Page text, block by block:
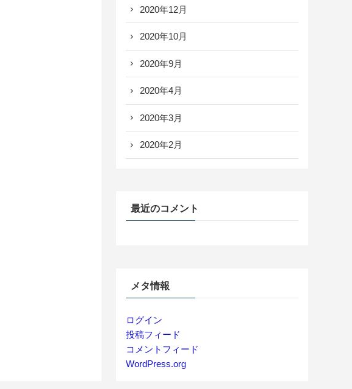
2020年12月
2020年10月
2020年9月
2020年4月
2020年3月
2020年2月
最近のコメント
メタ情報
ログイン
投稿フィード
コメントフィード
WordPress.org